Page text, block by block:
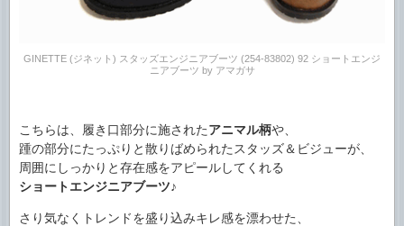
GINETTE (ジネット) スタッズエンジニアブーツ (254-83802) 92 ショートエンジ
ニアブーツ by アマガサ
こちらは、履き口部分に施されたアニマル柄や、
踵の部分にたっぷりと散りばめられたスタッズ＆ビジューが、
周囲にしっかりと存在感をアピールしてくれる
ショートエンジニアブーツ♪
さり気なくトレンドを盛り込みキレ感を漂わせた、